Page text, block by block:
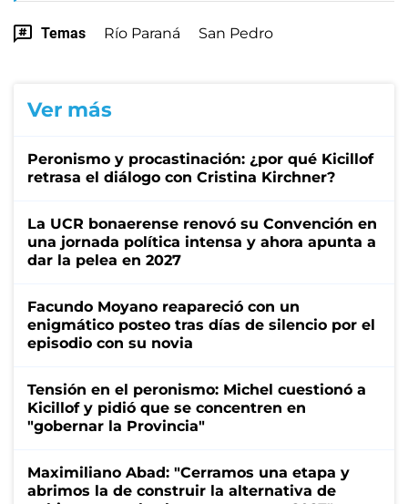
Temas Río Paraná San Pedro
Ver más
Peronismo y procastinación: ¿por qué Kicillof
retrasa el diálogo con Cristina Kirchner?
La UCR bonaerense renovó su Convención en
una jornada política intensa y ahora apunta a
dar la pelea en 2027
Facundo Moyano reapareció con un
enigmático posteo tras días de silencio por el
episodio con su novia
Tensión en el peronismo: Michel cuestionó a
Kicillof y pidió que se concentren en
"gobernar la Provincia"
Maximiliano Abad: "Cerramos una etapa y
abrimos la de construir la alternativa de